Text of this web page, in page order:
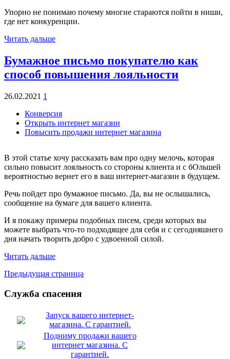
Упорно не понимаю почему многие стараются пойти в ниши,
где нет конкуренции.
Читать дальше
Бумажное письмо покупателю как
способ повышения лояльности
26.02.2021 1
Конверсия
Открыть интернет магазин
Повысить продажи интернет магазина
В этой статье хочу рассказать вам про одну мелочь, которая
сильно повысит лояльность со стороны клиента и с бОльшей
вероятностью вернет его в ваш интернет-магазин в будущем.
Речь пойдет про бумажное письмо. Да, вы не ослышались,
сообщение на бумаге для вашего клиента.
И я покажу примеры подобных писем, среди которых вы
можете выбрать что-то подходящее для себя и с сегодняшнего
дня начать творить добро с удвоенной силой.
Читать дальше
Предыдущая страница
Служба спасения
Запуск вашего интернет-
магазина. С гарантией.
Подниму продажи вашего
интернет магазина. С
гарантией.